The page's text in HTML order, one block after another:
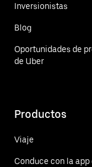
Inversionistas
Blog
Oportunidades de
de Uber
Productos
Viaje
Conduce con la app